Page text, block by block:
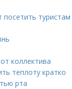
туристам
коллектива
теплоту кратко
рта